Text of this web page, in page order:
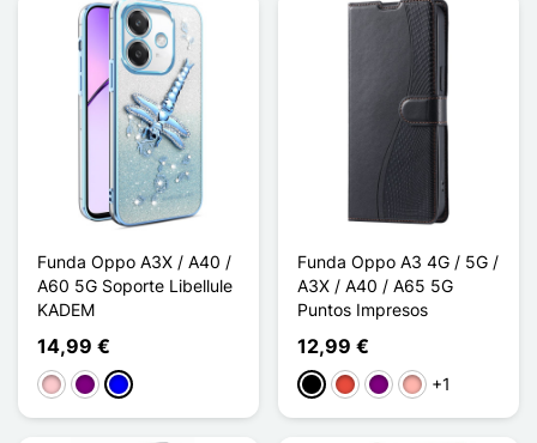
Funda Oppo A3X / A40 /
A60 5G Soporte Libellule
KADEM
14,99 €
RosaPúrpura
Azul
Funda Oppo A3 4G / 5G /
A3X / A40 / A65 5G
Puntos Impresos
12,99 €
NegroRojoPúrpuraOro rosa
+1